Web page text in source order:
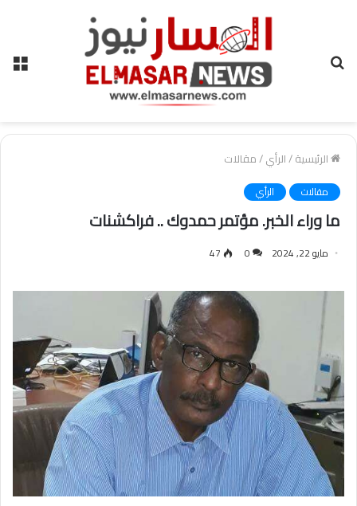
الرئيسية/الرأي/مقالات
مقالات الرأي
ما وراء الخبر. مؤتمر حمدوك .. فراكشنات
مايو 22, 2024 0
47